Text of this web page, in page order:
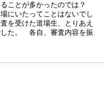
ことが多かったのでは？
にいたってことはないでし
受けた道場生、とりあえ
た。 各自、審査内容を振